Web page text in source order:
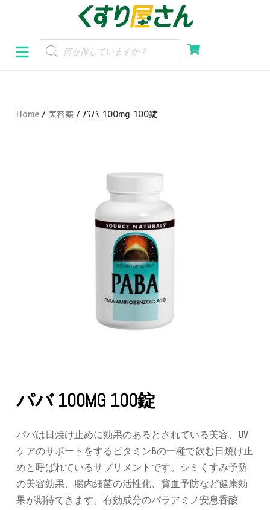
ン
テ
スHome / 美容薬 / パバ 100mg 100錠
パバ 100MG 100錠
パバは日焼け止めに効果のあるとされている美容、UV
ケアのサポートをするビタミンBの一種で飲む日焼け止
めと呼ばれているサプリメントです。シミくすみ予防
の美容効果、腸内細菌の活性化、貧血予防など健康効
果が期待できます。有効成分のパラアミノ安息香酸